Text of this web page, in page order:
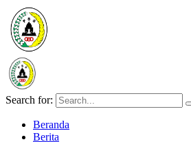
Search for:
Beranda
Berita